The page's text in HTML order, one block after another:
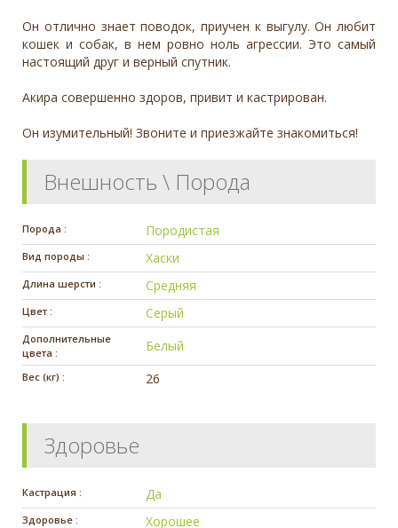
Он отлично знает поводок, приучен к выгулу. Он любит
кошек и собак, в нем ровно ноль агрессии. Это самый
настоящий друг и верный спутник.
Акира совершенно здоров, привит и кастрирован.
Он изумительный! Звоните и приезжайте знакомиться!
Внешность \ Порода
Порода : Породистая
Вид породы : Хаски
Длина шерсти : Средняя
Цвет : Серый
Дополнительные
цвета :
Белый
Вес (кг) : 26
Здоровье
Кастрация : Да
Здоровье : Хорошее